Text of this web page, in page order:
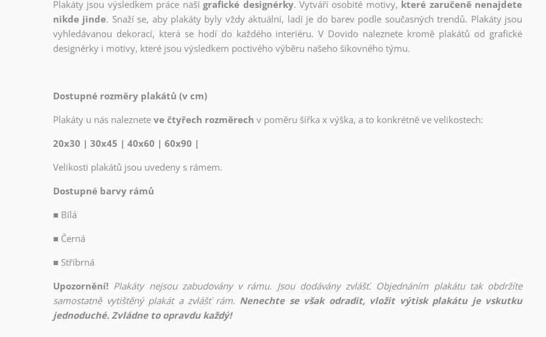
Plakáty jsou výsledkem práce naší grafické designérky. Vytváří osobité motivy, které zaručeně nenajdete
nikde jinde. Snaží se, aby plakáty byly vždy aktuální, ladí je do barev podle současných trendů. Plakáty jsou
vyhledávanou dekorací, která se hodí do každého interiéru. V Dovido naleznete kromě plakátů od grafické
designérky i motivy, které jsou výsledkem poctivého výběru našeho šikovného týmu.
Dostupné rozměry plakátů (v cm)
Plakáty u nás naleznete ve čtyřech rozměrech v poměru šířka x výška, a to konkrétně ve velikostech:
20x30 | 30x45 | 40x60 | 60x90 |
Velikosti plakátů jsou uvedeny s rámem.
Dostupné barvy rámů
■ Bílá
■ Černá
■ Stříbrná
Upozornění! Plakáty nejsou zabudovány v rámu. Jsou dodávány zvlášť. Objednáním plakátu tak obdržíte
samostatně vytištěný plakát a zvlášť rám. Nenechte se však odradit, vložit výtisk plakátu je vskutku
jednoduché. Zvládne to opravdu každý!